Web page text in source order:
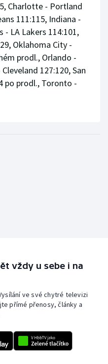
Charlotte - Portland
111:115, Indiana -
- LA Lakers 114:101,
Oklahoma City -
prodl., Orlando -
127:120, San
po prodl., Toronto -
vždy u sebe i na
ve své chytré televizi
přímé přenosy, články a